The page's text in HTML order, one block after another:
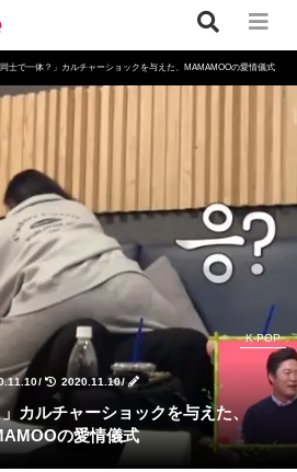
同士で一体？」カルチャーショックを与えた、MAMAMOOの愛情儀式
/ 2020.11.10/
K-POP
の愛情儀式